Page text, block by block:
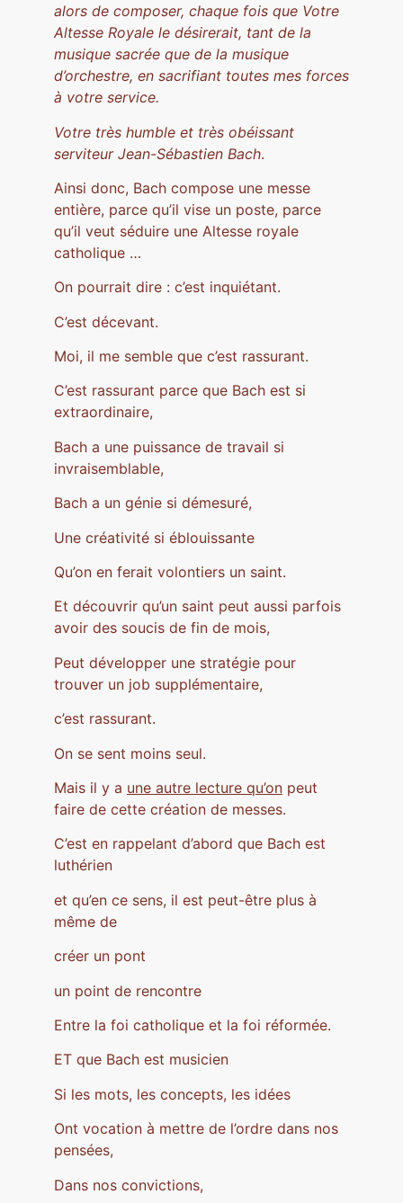
alors de composer, chaque fois que Votre
Altesse Royale le désirerait, tant de la
musique sacrée que de la musique
d’orchestre, en sacrifiant toutes mes forces
à votre service.
Votre très humble et très obéissant
serviteur Jean-Sébastien Bach.
Ainsi donc, Bach compose une messe
entière, parce qu’il vise un poste, parce
qu’il veut séduire une Altesse royale
catholique …
On pourrait dire : c’est inquiétant.
C’est décevant.
Moi, il me semble que c’est rassurant.
C’est rassurant parce que Bach est si
extraordinaire,
Bach a une puissance de travail si
invraisemblable,
Bach a un génie si démesuré,
Une créativité si éblouissante
Qu’on en ferait volontiers un saint.
Et découvrir qu’un saint peut aussi parfois
avoir des soucis de fin de mois,
Peut développer une stratégie pour
trouver un job supplémentaire,
c’est rassurant.
On se sent moins seul.
Mais il y a une autre lecture qu’on peut
faire de cette création de messes.
C’est en rappelant d’abord que Bach est
luthérien
et qu’en ce sens, il est peut-être plus à
même de
créer un pont
un point de rencontre
Entre la foi catholique et la foi réformée.
ET que Bach est musicien
Si les mots, les concepts, les idées
Ont vocation à mettre de l’ordre dans nos
pensées,
Dans nos convictions,